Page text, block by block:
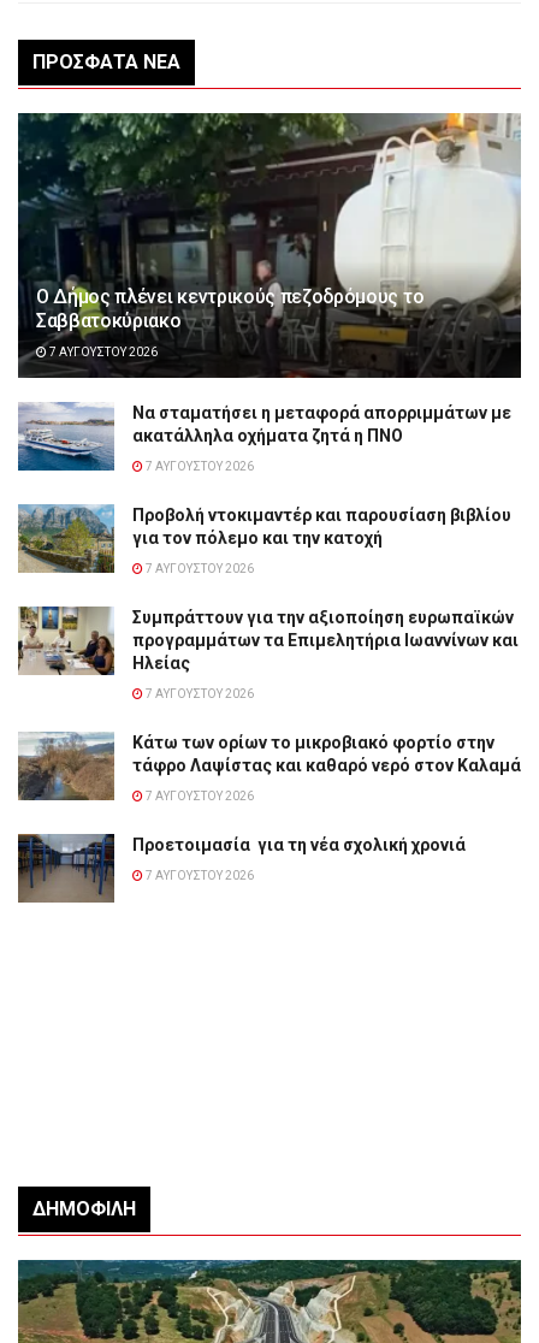
ΠΡΌΣΦΑΤΑ ΝΈΑ
Ο Δήμος πλένει κεντρικούς πεζοδρόμους το
Σαββατοκύριακο
7 ΑΥΓΟΎΣΤΟΥ 2026
Να σταματήσει η μεταφορά απορριμμάτων με
ακατάλληλα οχήματα ζητά η ΠΝΟ
7 ΑΥΓΟΎΣΤΟΥ 2026
Προβολή ντοκιμαντέρ και παρουσίαση βιβλίου
για τον πόλεμο και την κατοχή
7 ΑΥΓΟΎΣΤΟΥ 2026
Συμπράττουν για την αξιοποίηση ευρωπαϊκών
προγραμμάτων τα Επιμελητήρια Ιωαννίνων και
Ηλείας
7 ΑΥΓΟΎΣΤΟΥ 2026
Κάτω των ορίων το μικροβιακό φορτίο στην
τάφρο Λαψίστας και καθαρό νερό στον Καλαμά
7 ΑΥΓΟΎΣΤΟΥ 2026
Προετοιμασία για τη νέα σχολική χρονιά
7 ΑΥΓΟΎΣΤΟΥ 2026
ΔΗΜΟΦΙΛΉ